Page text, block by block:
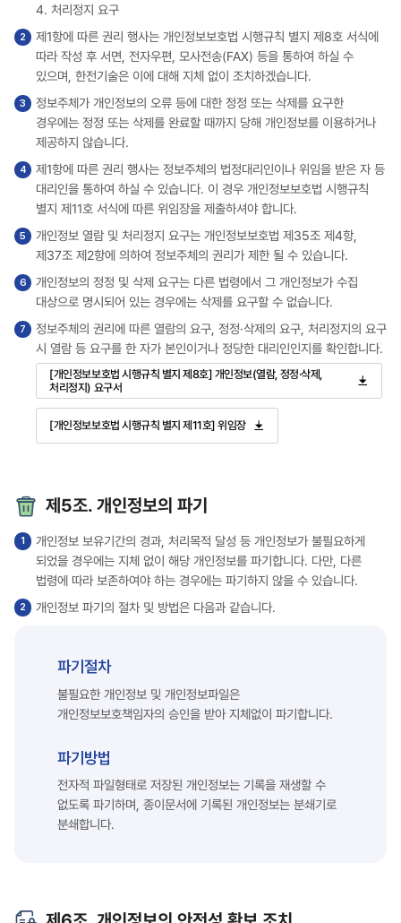
4. 처리정지 요구
제1항에 따른 권리 행사는 개인정보보호법 시행규칙 별지 제8호 서식에
따라 작성 후 서면, 전자우편, 모사전송(FAX) 등을 통하여 하실 수
있으며, 한전기술은 이에 대해 지체 없이 조치하겠습니다.
정보주체가 개인정보의 오류 등에 대한 정정 또는 삭제를 요구한
경우에는 정정 또는 삭제를 완료할 때까지 당해 개인정보를 이용하거나
제공하지 않습니다.
제1항에 따른 권리 행사는 정보주체의 법정대리인이나 위임을 받은 자 등
대리인을 통하여 하실 수 있습니다. 이 경우 개인정보보호법 시행규칙
별지 제11호 서식에 따른 위임장을 제출하셔야 합니다.
개인정보 열람 및 처리정지 요구는 개인정보보호법 제35조 제4항,
제37조 제2항에 의하여 정보주체의 권리가 제한 될 수 있습니다.
개인정보의 정정 및 삭제 요구는 다른 법령에서 그 개인정보가 수집
대상으로 명시되어 있는 경우에는 삭제를 요구할 수 없습니다.
정보주체의 권리에 따른 열람의 요구, 정정·삭제의 요구, 처리정지의 요구
시 열람 등 요구를 한 자가 본인이거나 정당한 대리인인지를 확인합니다.
[개인정보보호법 시행규칙 별지 제8호] 개인정보(열람, 정정·삭제,
처리정지) 요구서
[개인정보보호법 시행규칙 별지 제11호] 위임장
제5조. 개인정보의 파기
개인정보 보유기간의 경과, 처리목적 달성 등 개인정보가 불필요하게
되었을 경우에는 지체 없이 해당 개인정보를 파기합니다. 다만, 다른
법령에 따라 보존하여야 하는 경우에는 파기하지 않을 수 있습니다.
개인정보 파기의 절차 및 방법은 다음과 같습니다.
파기절차
불필요한 개인정보 및 개인정보파일은
개인정보보호책임자의 승인을 받아 지체없이 파기합니다.
파기방법
전자적 파일형태로 저장된 개인정보는 기록을 재생할 수
없도록 파기하며, 종이문서에 기록된 개인정보는 분쇄기로
분쇄합니다.